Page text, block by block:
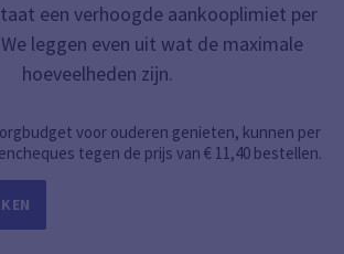
een verhoogde aankooplimiet per
leggen even uit wat de maximale
hoeveelheden zijn.
voor ouderen genieten, kunnen per
tegen de prijs van € 11,40 bestellen.